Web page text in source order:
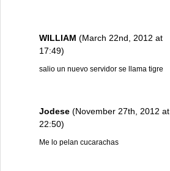
WILLIAM (March 22nd, 2012 at
17:49)
salio un nuevo servidor se llama tigre
Jodese (November 27th, 2012 at
22:50)
Me lo pelan cucarachas